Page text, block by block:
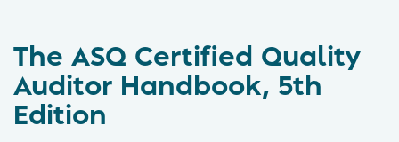
The ASQ Certified Quality
Auditor Handbook, 5th
Edition